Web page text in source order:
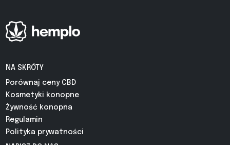
NA SKRÓTY
Porównaj ceny CBD
Kosmetyki konopne
Żywność konopna
Regulamin
Polityka prywatności